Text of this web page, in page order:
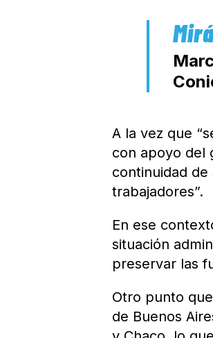
A la vez que
con apoyo del
continuidad
trabajadores”.
En ese
situación
preservar las
Otro punto
de Buenos